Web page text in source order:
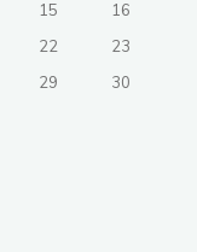
15
16
22
23
29
30